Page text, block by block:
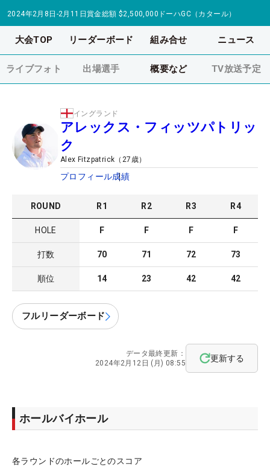
2024年2月8日-2月11日賞金総額 $2,500,000 ドーハGC（カタール）
大会TOP リーダーボード 組み合せ ニュース
ライブフォト 出場選手 概要など TV放送予定
イングランド
アレックス・フィッツパトリッ
ク
Alex Fitzpatrick （ 27 歳）
プロフィール成績
ROUND R1 R2 R3 R4
HOLE F F F F
打数 70 71 72 73
順位 14 23 42 42
フルリーダーボード
データ最終更新：
2024年2月12日 (月) 08:55
更新する
ホールバイホール
各ラウンドのホールごとのスコア